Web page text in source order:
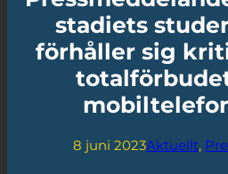
stadiets
förhåller sig
8 juni 2023Aktuellt,